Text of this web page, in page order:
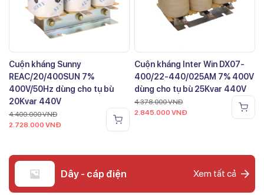
Cuộn kháng Sunny
REAC/20/400SUN 7%
400V/50Hz dùng cho tụ bù
20Kvar 440V
4.400.000VNĐ
2.728.000 VNĐ
Cuộn kháng Inter Win DX07-
400/22-440/025AM 7% 400V
dùng cho tụ bù 25Kvar 440V
4.378.000VNĐ
2.845.000 VNĐ
Dây - cáp điện Xem tất cả